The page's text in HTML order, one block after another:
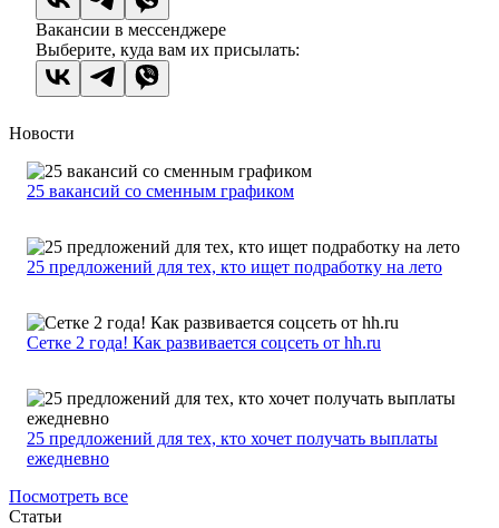
Вакансии в мессенджере
Выберите, куда вам их присылать:
Новости
25 вакансий со сменным графиком
25 предложений для тех, кто ищет подработку на лето
Сетке 2 года! Как развивается соцсеть от hh.ru
25 предложений для тех, кто хочет получать выплаты
ежедневно
Посмотреть все
Статьи